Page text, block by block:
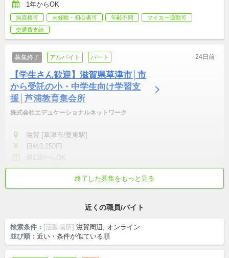
1年からOK
無資格可 未経験・初心者可 年齢不問
マイカー通勤可
交通費支給
募集終了 アルバイト パート 24日前
【学生さん歓迎】滋賀県草津市│市
から受託の小・中学生向け学習支
援│芦浦教育集会所
株式会社エデュケーショナルネットワーク
滋賀 [草津市/栗東駅]
日給3,250円
週1回からOK
1年からOK
公務員・教師 世代を超えた参加歓迎
終了した募集をもっと見る
近くの職員/バイト
検索条件： [活動場所] 滋賀周辺, オンライン
並び順： 近い・条件が似ている順